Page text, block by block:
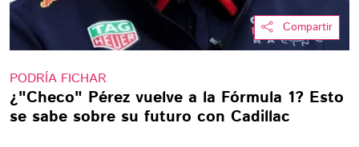
Compartir
PODRÍA FICHAR
¿"Checo" Pérez vuelve a la Fórmula 1? Esto
se sabe sobre su futuro con Cadillac